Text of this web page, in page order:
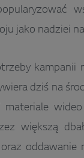
jako nadziei na
kampanii
dziś na
materiale
większą
oddawanie